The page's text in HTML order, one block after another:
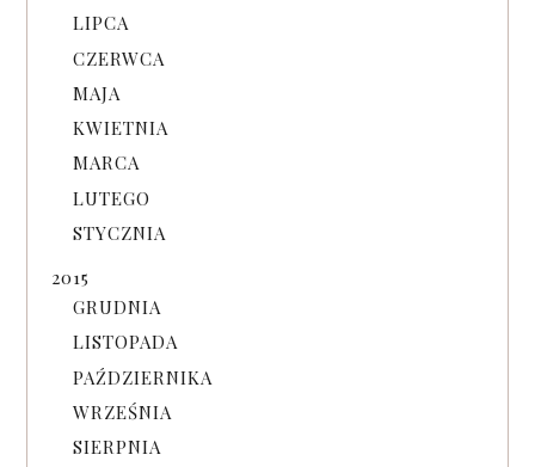
LIPCA
CZERWCA
MAJA
KWIETNIA
MARCA
LUTEGO
STYCZNIA
2015
GRUDNIA
LISTOPADA
PAŹDZIERNIKA
WRZEŚNIA
SIERPNIA